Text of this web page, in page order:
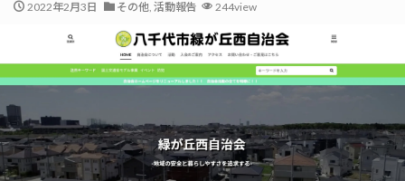
2022年2月3日 その他, 活動報告 244view